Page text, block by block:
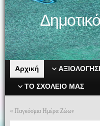
Αρχική
ΤΟ ΣΧΟΛΕΙΟ ΜΑΣ
« Παγκόσμια Ημέρα Ζώων